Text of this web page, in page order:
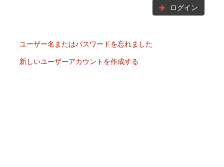
ログイン
ユーザー名またはパスワードを忘れました
新しいユーザーアカウントを作成する